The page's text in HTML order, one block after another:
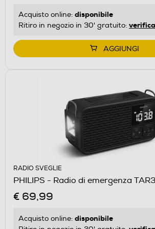
Acquisto online: disponibile
Ritiro in negozio in 30' gratuito: verifica
AGGIUNGI
RADIO SVEGLIE
PHILIPS - Radio di emergenza
€ 69,99
Acquisto online: disponibile